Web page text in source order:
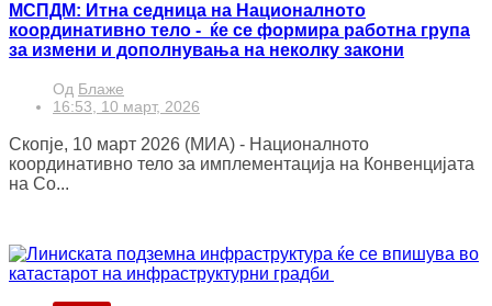
МСПДМ: Итна седница на Националното
координативно тело - ќе се формира работна група
за измени и дополнувања на неколку закони
Од Блаже
16:53, 10 март, 2026
Скопје, 10 март 2026 (МИА) - Националното
координативно тело за имплементација на Конвенцијата
на Со...